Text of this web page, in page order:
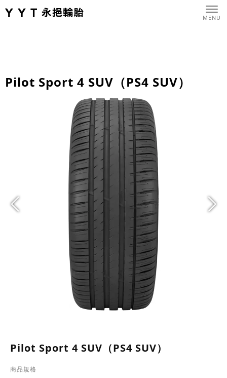
Pilot Sport 4 SUV（PS4 SUV）
Pilot Sport 4 SUV（PS4 SUV）
商品規格